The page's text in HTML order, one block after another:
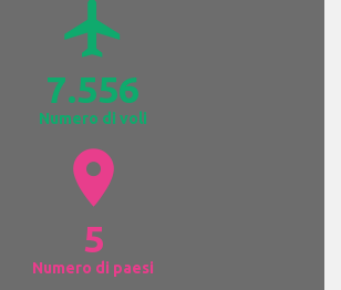
airplanemode_active
7.556
Numero di voli
location_on
5
Numero di paesi